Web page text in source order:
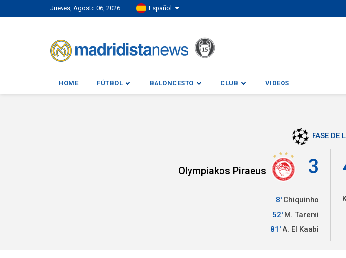
Jueves, Agosto 06, 2026 Español
HOME FÚTBOL BALONCESTO CLUB VIDEOS
FASE DE
3
Olympiakos Piraeus
8' Chiquinho
52' M. Taremi
81' A. El Kaabi